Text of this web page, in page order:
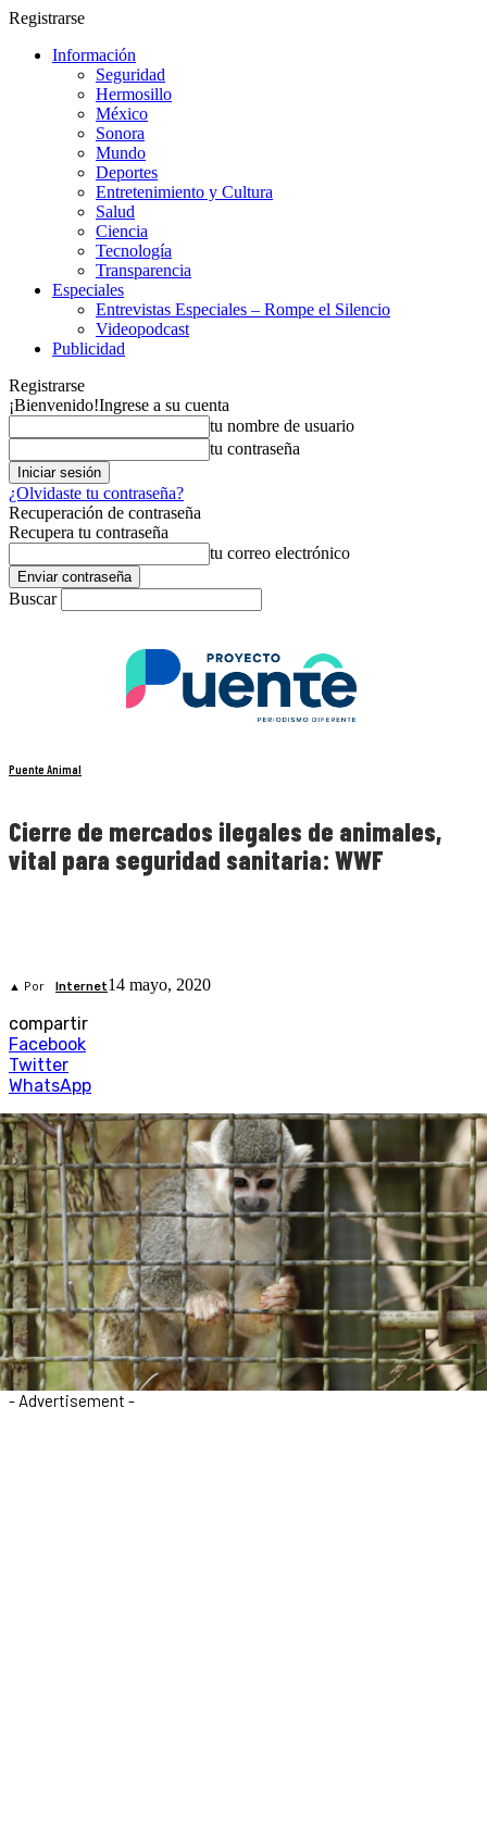
Registrarse
Información
Seguridad
Hermosillo
México
Sonora
Mundo
Deportes
Entretenimiento y Cultura
Salud
Ciencia
Tecnología
Transparencia
Especiales
Entrevistas Especiales – Rompe el Silencio
Videopodcast
Publicidad
Registrarse
¡Bienvenido!Ingrese a su cuenta
tu nombre de usuario
tu contraseña
¿Olvidaste tu contraseña?
Recuperación de contraseña
Recupera tu contraseña
tu correo electrónico
Buscar
Puente Animal
Cierre de mercados ilegales de animales,
vital para seguridad sanitaria: WWF
▲ Por Internet14 mayo, 2020
compartir
Facebook
Twitter
WhatsApp
- Advertisement -